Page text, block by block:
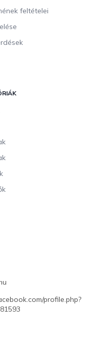
feltételei
profile.php?